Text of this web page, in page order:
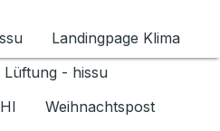
Landingpage Klima
Lüftung - hissu
Weihnachtspost